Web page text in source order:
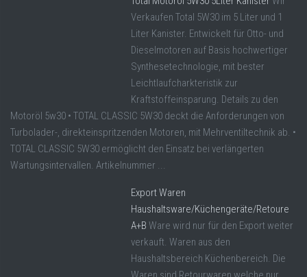
Verkaufen Total 5W30 im 5 Liter und 1
Liter Kanister. Entwickelt für Otto- und
Dieselmotoren auf Basis hochwertiger
Synthesetechnologie, mit bester
Leichtlaufcharkteristik zur
Kraftstoffeinsparung. Details zu den
Motoröl 5w30 • TOTAL CLASSIC 5W30 deckt die Anforderungen von
Turbolader-, direkteinspritzenden Motoren, mit Mehrventiltechnik ab. •
TOTAL CLASSIC 5W30 ermöglicht den Einsatz bei verlängerten
Wartungsintervallen. Artikelnummer ...
Export Waren
Haushaltsware/Küchengeräte/Retoure
A+B Ware wird nur für den Export weiter
verkauft. Waren aus den
Haushaltsbereich Küchenbereich. Die